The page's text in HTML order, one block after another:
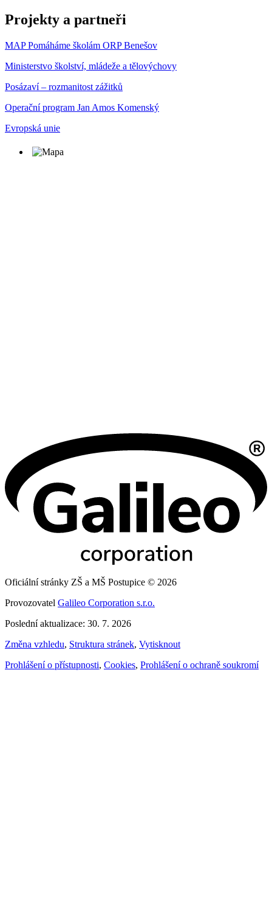
Projekty a partneři
MAP Pomáháme školám ORP Benešov
Ministerstvo školství, mládeže a tělovýchovy
Posázaví – rozmanitost zážitků
Operační program Jan Amos Komenský
Evropská unie
Oficiální stránky ZŠ a MŠ Postupice © 2026
Provozovatel Galileo Corporation s.r.o.
Poslední aktualizace: 30. 7. 2026
Změna vzhledu, Struktura stránek, Vytisknout
Prohlášení o přístupnosti, Cookies, Prohlášení o ochraně soukromí